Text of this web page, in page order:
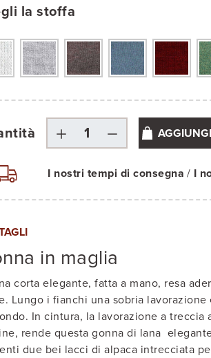
la stoffa
I nostri tempi di consegna / I
in maglia
corta elegante, fatta a mano, resa
Lungo i fianchi una sobria
In cintura, la lavorazione a treccia
rende questa gonna di lana
due bei lacci di alpaca intrecciata